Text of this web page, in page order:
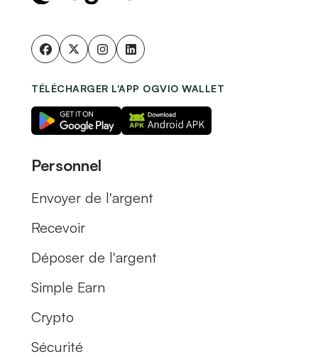
TÉLÉCHARGER L'APP OGVIO WALLET
Personnel
Envoyer de l'argent
Recevoir
Déposer de l'argent
Simple Earn
Crypto
Sécurité